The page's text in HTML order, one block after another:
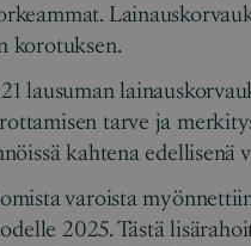
korotuksen.
lausuman
tarve ja
kahtena edellisenä
varoista
2025. Tästä